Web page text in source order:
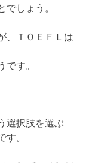
でしょう。
、ＴＯＥＦＬは
です。
選択肢を選ぶ
す。